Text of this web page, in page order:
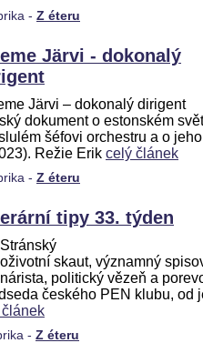
- Z éteru
Järvi - dokonalý
Järvi – dokonalý dirigent
dokument o estonském
šéfovi orchestru a o jeho
Režie Erik celý článek
- Z éteru
tipy 33. týden
skaut, významný
politický vězeň a
českého PEN klubu, od
- Z éteru